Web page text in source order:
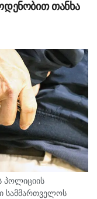
თანხა
პოლიციის
სამმართველოს